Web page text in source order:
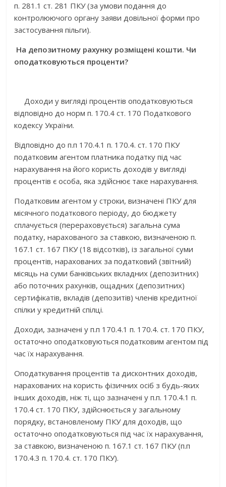
п. 281.1 ст. 281 ПКУ (за умови подання до
контролюючого органу заяви довільної форми про
застосування пільги).
На депозитному рахунку розміщені кошти. Чи
оподатковуються проценти?
Доходи у вигляді процентів оподатковуються
відповідно до норм п. 170.4 ст. 170 Податкового
кодексу України.
Відповідно до п.п 170.4.1 п. 170.4. ст. 170 ПКУ
податковим агентом платника податку під час
нарахування на його користь доходів у вигляді
процентів є особа, яка здійснює таке нарахування.
Податковим агентом у строки, визначені ПКУ для
місячного податкового періоду, до бюджету
сплачується (перераховується) загальна сума
податку, нарахованого за ставкою, визначеною п.
167.1 ст. 167 ПКУ (18 відсотків), із загальної суми
процентів, нарахованих за податковий (звітний)
місяць на суми банківських вкладних (депозитних)
або поточних рахунків, ощадних (депозитних)
сертифікатів, вкладів (депозитів) членів кредитної
спілки у кредитній спілці.
Доходи, зазначені у п.п 170.4.1 п. 170.4. ст. 170 ПКУ,
остаточно оподатковуються податковим агентом під
час їх нарахування.
Оподаткування процентів та дисконтних доходів,
нарахованих на користь фізичних осіб з будь-яких
інших доходів, ніж ті, що зазначені у п.п. 170.4.1 п.
170.4 ст. 170 ПКУ, здійснюється у загальному
порядку, встановленому ПКУ для доходів, що
остаточно оподатковуються під час їх нарахування,
за ставкою, визначеною п. 167.1 ст. 167 ПКУ (п.п
170.4.3 п. 170.4. ст. 170 ПКУ).